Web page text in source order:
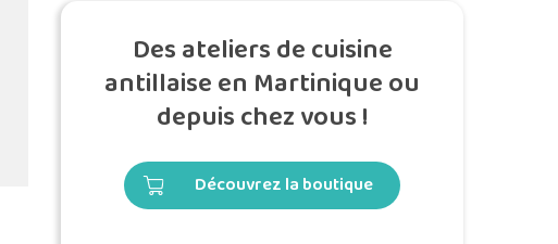
Des ateliers de cuisine
antillaise en Martinique ou
depuis chez vous !
Découvrez la boutique